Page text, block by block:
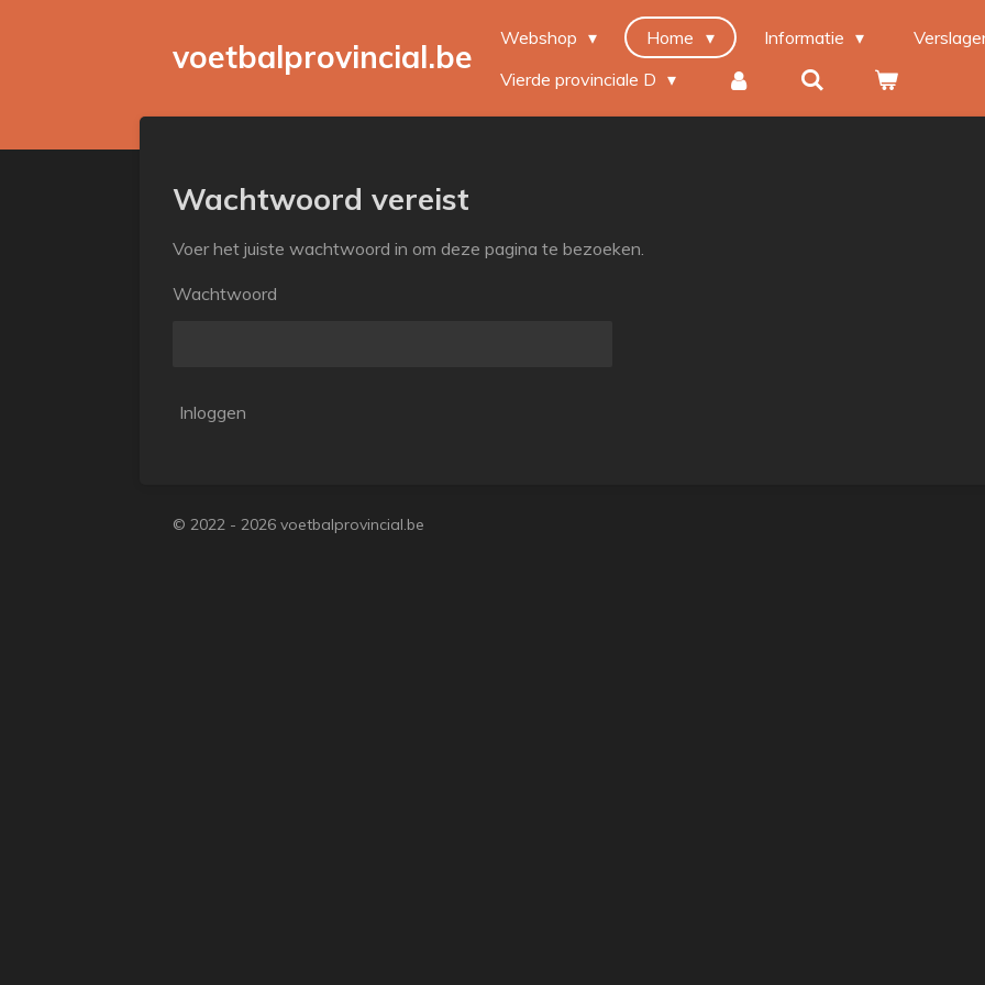
voetbalprovincial.be Webshop Home Informatie
Vierde provinciale D
Wachtwoord vereist
Voer het juiste wachtwoord in om deze pagina te bezoeken.
Wachtwoord
Inloggen
© 2022 - 2026 voetbalprovincial.be